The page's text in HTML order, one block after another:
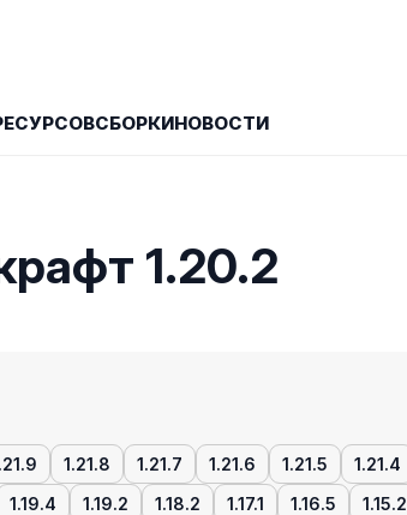
СБОРКИНОВОСТИ
1.20.2
1.21.8 1.21.7 1.21.6 1.21.5
1.21.4
1.19.4 1.19.2 1.18.2 1.17.1 1.16.5
1.15.2